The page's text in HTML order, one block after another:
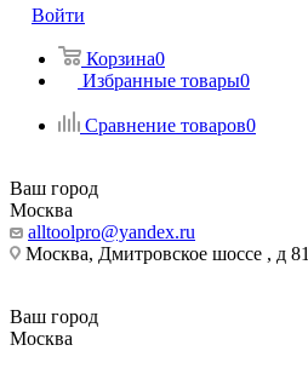
Войти
Корзина0
Избранные товары0
Сравнение товаров0
Ваш город
Москва
alltoolpro@yandex.ru
Москва, Дмитровское шоссе , д 81
Ваш город
Москва